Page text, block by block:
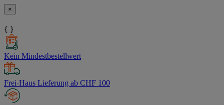
×
{ }
Kein Mindestbestellwert
Frei-Haus Lieferung ab CHF 100